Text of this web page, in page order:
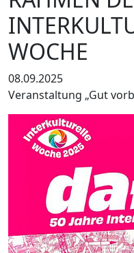
WOCHE
08.09.2025
Veranstaltung „Gut